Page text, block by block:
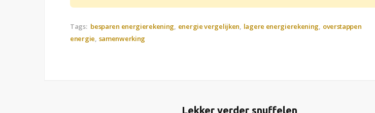
Tags: besparen energierekening energie vergelijken lagere energierekening overstappen
energie samenwerking
Lekker verder snuffelen